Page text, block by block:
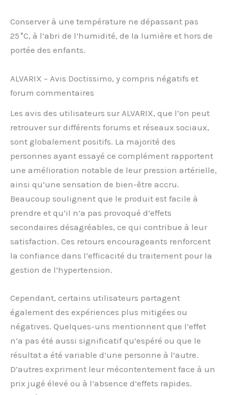
Conserver à une température ne dépassant pas
25 °C, à l’abri de l’humidité, de la lumière et hors de
portée des enfants.
ALVARIX – Avis Doctissimo, y compris négatifs et
forum commentaires
Les avis des utilisateurs sur ALVARIX, que l’on peut
retrouver sur différents forums et réseaux sociaux,
sont globalement positifs. La majorité des
personnes ayant essayé ce complément rapportent
une amélioration notable de leur pression artérielle,
ainsi qu’une sensation de bien-être accru.
Beaucoup soulignent que le produit est facile à
prendre et qu’il n’a pas provoqué d’effets
secondaires désagréables, ce qui contribue à leur
satisfaction. Ces retours encourageants renforcent
la confiance dans l’efficacité du traitement pour la
gestion de l’hypertension.
Cependant, certains utilisateurs partagent
également des expériences plus mitigées ou
négatives. Quelques-uns mentionnent que l’effet
n’a pas été aussi significatif qu’espéré ou que le
résultat a été variable d’une personne à l’autre.
D’autres expriment leur mécontentement face à un
prix jugé élevé ou à l’absence d’effets rapides.